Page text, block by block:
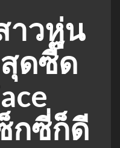
าวหุ่น
ดซี๊ด
กซี่ก็ดี